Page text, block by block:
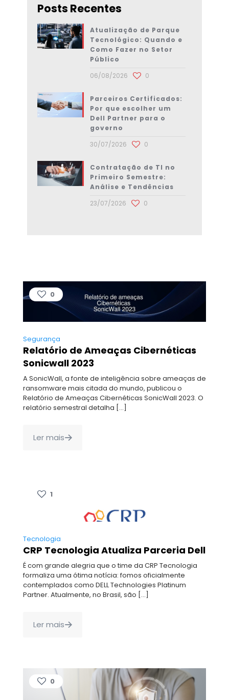
Posts Recentes
Atualização de Parque
Tecnológico: Quando e
Como Fazer no Setor
Público
06/08/2026
0
Parceiros Certificados:
Por que escolher um
Dell Partner para o
governo
30/07/2026
0
Contratação de TI no
Primeiro Semestre:
Análise e Tendências
23/07/2026
0
0
Segurança
Relatório de Ameaças Cibernéticas
Sonicwall 2023
A SonicWall, a fonte de inteligência sobre ameaças de
ransomware mais citada do mundo, publicou o
Relatório de Ameaças Cibernéticas SonicWall 2023. O
relatório semestral detalha […]
Ler mais
1
Tecnologia
CRP Tecnologia Atualiza Parceria Dell
É com grande alegria que o time da CRP Tecnologia
formaliza uma ótima notícia: fomos oficialmente
contemplados como DELL Technologies Platinum
Partner. Atualmente, no Brasil, são […]
Ler mais
0